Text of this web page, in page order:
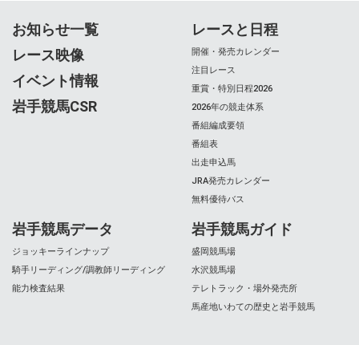
お知らせ一覧
レース映像
イベント情報
岩手競馬CSR
レースと日程
開催・発売カレンダー
注目レース
重賞・特別日程2026
2026年の競走体系
番組編成要領
番組表
出走申込馬
JRA発売カレンダー
無料優待バス
岩手競馬データ
ジョッキーラインナップ
騎手リーディング/調教師リーディング
能力検査結果
岩手競馬ガイド
盛岡競馬場
水沢競馬場
テレトラック・場外発売所
馬産地いわての歴史と岩手競馬